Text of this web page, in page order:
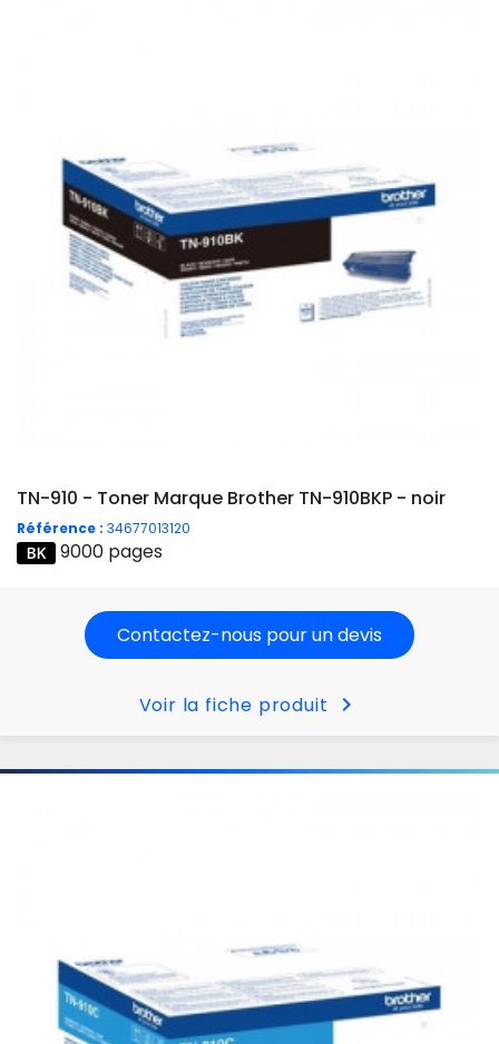
TN-910 - Toner Marque Brother TN-910BKP - noir
Référence : 34677013120
9000 pages
Contactez-nous pour un devis
Voir la fiche produit chevron_right